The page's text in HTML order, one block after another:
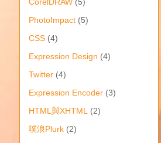
PhotoImpact (5)
CSS (4)
Expression Design (4)
Twitter (4)
Expression Encoder (3)
HTML與XHTML
(2)
噗浪Plurk (2)